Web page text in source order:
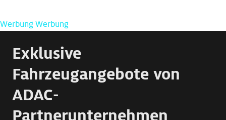
WerbungWerbung
Exklusive
Fahrzeugangebote von
ADAC-
Partnerunternehmen